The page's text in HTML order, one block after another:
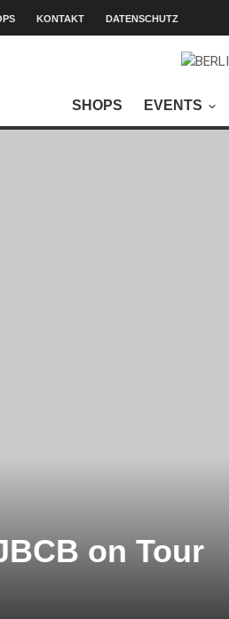
KONTAKT DATENSCHUTZ
SHOPS EVENTS
on Tour